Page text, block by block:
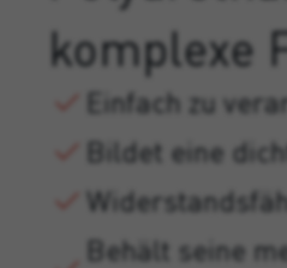
komplexe
Einfach zu
Bildet eine
Behält seine